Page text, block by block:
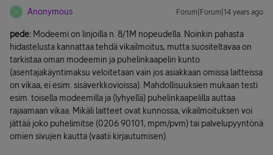
A Anonymous Forum|Forum|14 years ago
pede: Modeemi on linjoilla n. 8/1M nopeudella. Noinkin pahasta
hidastelusta kannattaa tehdä vikailmoitus, mutta suositeltavaa on
tarkistaa oman modeemin ja puhelinkaapelin kunto
(asentajakäyntimaksu veloitetaan vain jos asiakkaan omissa laitteissa
on vikaa, ei esim. sisäverkkovioissa). Mahdollisuuksien mukaan testi
esim. toisella modeemilla ja (lyhyellä) puhelinkaapelilla auttaa
rajaamaan vikaa. Mikäli laitteet ovat kunnossa, vikailmoituksen voi
jättää joko puhelimitse (0206 90101, mpm/pvm) tai palvelupyyntönä
omien sivujen kautta (vaatii kirjautumisen).